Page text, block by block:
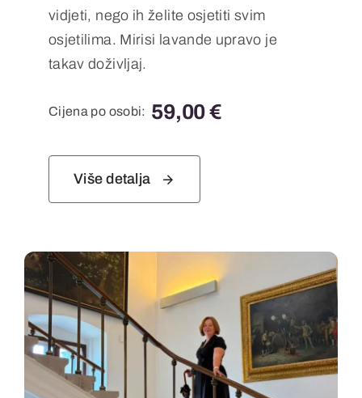
vidjeti, nego ih želite osjetiti svim
osjetilima. Mirisi lavande upravo je
takav doživljaj.
Cijena po osobi: 59,00€
Više detalja